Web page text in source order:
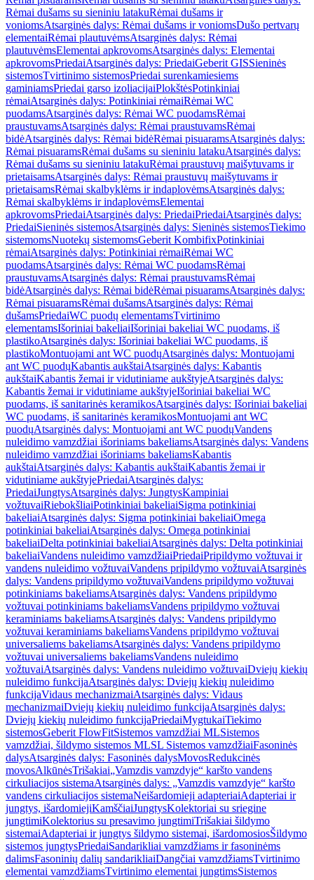
Rėmai dušams su sieniniu latakuRėmai dušams ir
voniomsAtsarginės dalys: Rėmai dušams ir voniomsDušo pertvarų
elementaiRėmai plautuvėmsAtsarginės dalys: Rėmai
plautuvėmsElementai apkrovomsAtsarginės dalys: Elementai
apkrovomsPriedaiAtsarginės dalys: PriedaiGeberit GISSieninės
sistemosTvirtinimo sistemosPriedai surenkamiesiems
gaminiamsPriedai garso izoliacijaiPlokštėsPotinkiniai
rėmaiAtsarginės dalys: Potinkiniai rėmaiRėmai WC
puodamsAtsarginės dalys: Rėmai WC puodamsRėmai
praustuvamsAtsarginės dalys: Rėmai praustuvamsRėmai
bidėAtsarginės dalys: Rėmai bidėRėmai pisuaramsAtsarginės dalys:
Rėmai pisuaramsRėmai dušams su sieniniu latakuAtsarginės dalys:
Rėmai dušams su sieniniu latakuRėmai praustuvų maišytuvams ir
prietaisamsAtsarginės dalys: Rėmai praustuvų maišytuvams ir
prietaisamsRėmai skalbyklėms ir indaplovėmsAtsarginės dalys:
Rėmai skalbyklėms ir indaplovėmsElementai
apkrovomsPriedaiAtsarginės dalys: PriedaiPriedaiAtsarginės dalys:
PriedaiSieninės sistemosAtsarginės dalys: Sieninės sistemosTiekimo
sistemomsNuotekų sistemomsGeberit KombifixPotinkiniai
rėmaiAtsarginės dalys: Potinkiniai rėmaiRėmai WC
puodamsAtsarginės dalys: Rėmai WC puodamsRėmai
praustuvamsAtsarginės dalys: Rėmai praustuvamsRėmai
bidėAtsarginės dalys: Rėmai bidėRėmai pisuaramsAtsarginės dalys:
Rėmai pisuaramsRėmai dušamsAtsarginės dalys: Rėmai
dušamsPriedaiWC puodų elementamsTvirtinimo
elementamsIšoriniai bakeliaiIšoriniai bakeliai WC puodams, iš
plastikoAtsarginės dalys: Išoriniai bakeliai WC puodams, iš
plastikoMontuojami ant WC puodųAtsarginės dalys: Montuojami
ant WC puodųKabantis aukštaiAtsarginės dalys: Kabantis
aukštaiKabantis žemai ir vidutiniame aukštyjeAtsarginės dalys:
Kabantis žemai ir vidutiniame aukštyjeIšoriniai bakeliai WC
puodams, iš sanitarinės keramikosAtsarginės dalys: Išoriniai bakeliai
WC puodams, iš sanitarinės keramikosMontuojami ant WC
puodųAtsarginės dalys: Montuojami ant WC puodųVandens
nuleidimo vamzdžiai išoriniams bakeliamsAtsarginės dalys: Vandens
nuleidimo vamzdžiai išoriniams bakeliamsKabantis
aukštaiAtsarginės dalys: Kabantis aukštaiKabantis žemai ir
vidutiniame aukštyjePriedaiAtsarginės dalys:
PriedaiJungtysAtsarginės dalys: JungtysKampiniai
vožtuvaiRiebokšliaiPotinkiniai bakeliaiSigma potinkiniai
bakeliaiAtsarginės dalys: Sigma potinkiniai bakeliaiOmega
potinkiniai bakeliaiAtsarginės dalys: Omega potinkiniai
bakeliaiDelta potinkiniai bakeliaiAtsarginės dalys: Delta potinkiniai
bakeliaiVandens nuleidimo vamzdžiaiPriedaiPripildymo vožtuvai ir
vandens nuleidimo vožtuvaiVandens pripildymo vožtuvaiAtsarginės
dalys: Vandens pripildymo vožtuvaiVandens pripildymo vožtuvai
potinkiniams bakeliamsAtsarginės dalys: Vandens pripildymo
vožtuvai potinkiniams bakeliamsVandens pripildymo vožtuvai
keraminiams bakeliamsAtsarginės dalys: Vandens pripildymo
vožtuvai keraminiams bakeliamsVandens pripildymo vožtuvai
universaliems bakeliamsAtsarginės dalys: Vandens pripildymo
vožtuvai universaliems bakeliamsVandens nuleidimo
vožtuvaiAtsarginės dalys: Vandens nuleidimo vožtuvaiDviejų kiekių
nuleidimo funkcijaAtsarginės dalys: Dviejų kiekių nuleidimo
funkcijaVidaus mechanizmaiAtsarginės dalys: Vidaus
mechanizmaiDviejų kiekių nuleidimo funkcijaAtsarginės dalys:
Dviejų kiekių nuleidimo funkcijaPriedaiMygtukaiTiekimo
sistemosGeberit FlowFitSistemos vamzdžiai MLSistemos
vamzdžiai, šildymo sistemos MLSL Sistemos vamzdžiaiFasoninės
dalysAtsarginės dalys: Fasoninės dalysMovosRedukcinės
movosAlkūnėsTrišakiai„Vamzdis vamzdyje“ karšto vandens
cirkuliacijos sistemaAtsarginės dalys: „Vamzdis vamzdyje“ karšto
vandens cirkuliacijos sistemaNeišardomieji adapteriaiAdapteriai ir
jungtys, išardomiejiKamščiaiJungtysKolektoriai su sriegine
jungtimiKolektorius su presavimo jungtimiTrišakiai šildymo
sistemaiAdapteriai ir jungtys šildymo sistemai, išardomosiosŠildymo
sistemos jungtysPriedaiSandarikliai vamzdžiams ir fasoninėms
dalimsFasoninių dalių sandarikliaiDangčiai vamzdžiamsTvirtinimo
elementai vamzdžiamsTvirtinimo elementai jungtimsSistemos